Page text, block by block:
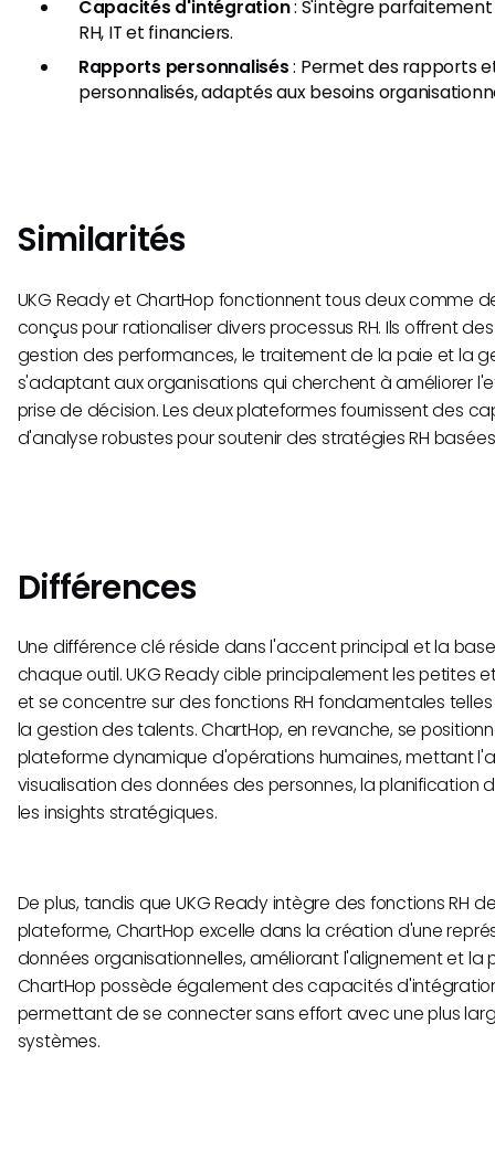
Capacités d'intégration: S'intègre
RH, IT et financiers.
Rapports personnalisés: Permet des rapports
personnalisés, adaptés aux besoins
Similarités
UKG Ready et ChartHop fonctionnent tous deux comme
conçus pour rationaliser divers processus RH. Ils offrent
gestion des performances, le traitement de la paie et la
s'adaptant aux organisations qui cherchent à améliorer
prise de décision. Les deux plateformes fournissent des
d'analyse robustes pour soutenir des stratégies RH
Différences
Une différence clé réside dans l'accent principal et la
chaque outil. UKG Ready cible principalement les petites
et se concentre sur des fonctions RH fondamentales
la gestion des talents. ChartHop, en revanche, se
plateforme dynamique d'opérations humaines, mettant
visualisation des données des personnes, la
les insights stratégiques.
De plus, tandis que UKG Ready intègre des fonctions RH
plateforme, ChartHop excelle dans la création d'une
données organisationnelles, améliorant l'alignement et la
ChartHop possède également des capacités
permettant de se connecter sans effort avec une plus
systèmes.